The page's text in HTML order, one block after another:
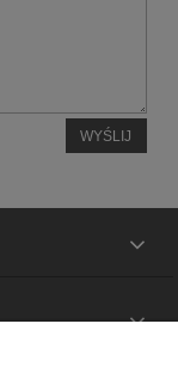
WYŚLIJ